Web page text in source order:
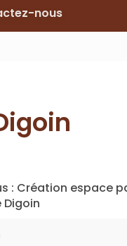
nous
: Création espace